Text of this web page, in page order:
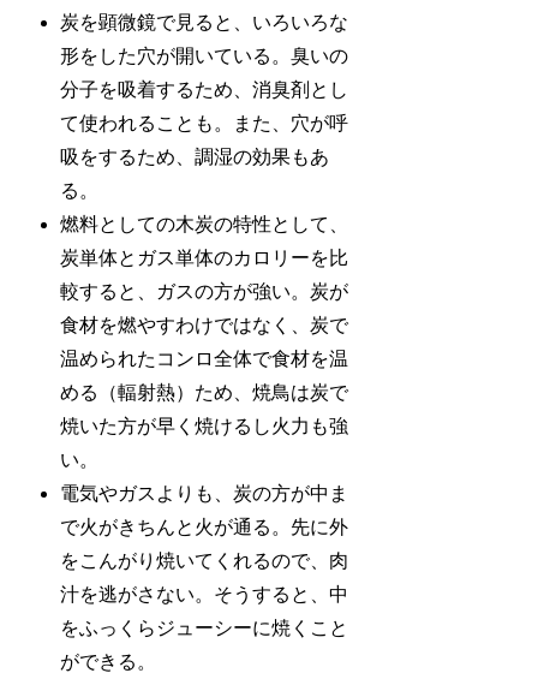
炭を顕微鏡で見ると、いろいろな
形をした穴が開いている。臭いの
分子を吸着するため、消臭剤とし
て使われることも。また、穴が呼
吸をするため、調湿の効果もあ
る。
燃料としての木炭の特性として、
炭単体とガス単体のカロリーを比
較すると、ガスの方が強い。炭が
食材を燃やすわけではなく、炭で
温められたコンロ全体で食材を温
める（輻射熱）ため、焼鳥は炭で
焼いた方が早く焼けるし火力も強
い。
電気やガスよりも、炭の方が中ま
で火がきちんと火が通る。先に外
をこんがり焼いてくれるので、肉
汁を逃がさない。そうすると、中
をふっくらジューシーに焼くこと
ができる。